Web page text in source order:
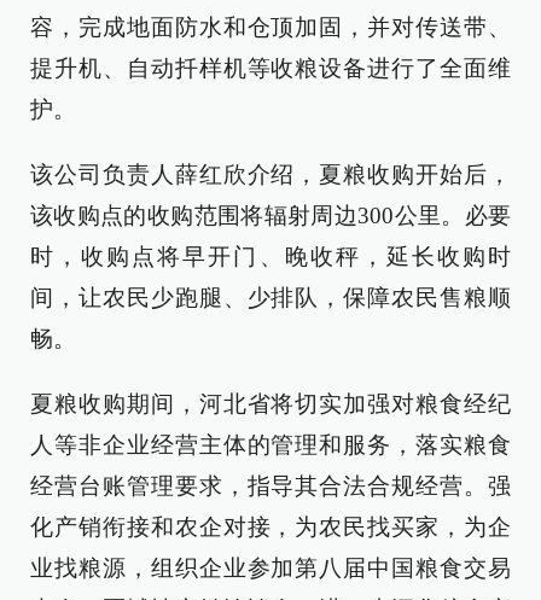
容，完成地面防水和仓顶加固，并对传送带、
提升机、自动扦样机等收粮设备进行了全面维
护。
该公司负责人薛红欣介绍，夏粮收购开始后，
该收购点的收购范围将辐射周边300公里。必要
时，收购点将早开门、晚收秤，延长收购时
间，让农民少跑腿、少排队，保障农民售粮顺
畅。
夏粮收购期间，河北省将切实加强对粮食经纪
人等非企业经营主体的管理和服务，落实粮食
经营台账管理要求，指导其合法合规经营。强
化产销衔接和农企对接，为农民找买家，为企
业找粮源，组织企业参加第八届中国粮食交易